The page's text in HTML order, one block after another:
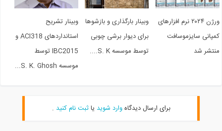
ورژن ۲۰۲۴ نرم افزارهای
سایزموسافت
شد
وبینار بارگذاری و بازشوها
برای دیوار برشی چوبی
توسط موسسه S. K....
وبینار تشریح
استانداردهای ACI318 و
IBC2015 توسط
موسسه S. K. Ghosh...
برای ارسال دیدگاهوارد شویدیاثبت نام کنید.